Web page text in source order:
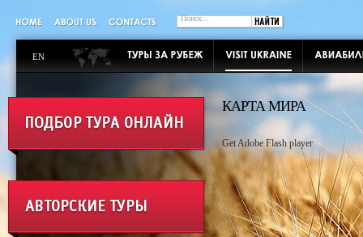
EN
КАРТА МИРА
Get Adobe Flash player